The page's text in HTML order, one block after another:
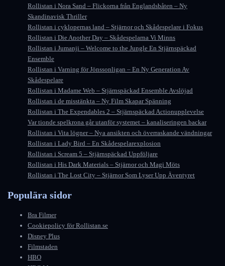
Rollistan i Nora Sand – Flickorna från Englandsbåten – Ny
Skandinavisk Thriller
Rollistan i cyklopernas land – Stjärnor och Skådespelare i Fokus
Rollistan i Die Another Day – Skådespelarna Vi Minns
Rollistan i Jumanji – Welcome to the Jungle En Stjärnspäckad
Ensemble
Rollistan i Varning för Jönssonligan – En Ny Generation Av
Skådespelare
Rollistan i Madame Web – Stjärnspäckad Ensemble Avslöjad
Rollistan i de misstänkta – Ny Film Skapar Spänning
Rollistan i The Expendables 2 – Stjärnspäckad Actionupplevelse
Var tionde spelkrona går utanför systemet – kanaliseringen backar
Rollistan i Vita lögner – Nya ansikten och överraskande vändningar
Rollistan i Lady Bird – En Skådespelarexplosion
Rollistan i Scream 5 – Stjärnspäckad Uppföljare
Rollistan i His Dark Materials – Stjärnor och Magi Möts
Rollistan i The Lost City – Stjärnor Som Lyser Upp Äventyret
Populära sidor
Bra Filmer
Cookiepolicy för Rollistan.se
Disney Plus
Filmstaden
HBO